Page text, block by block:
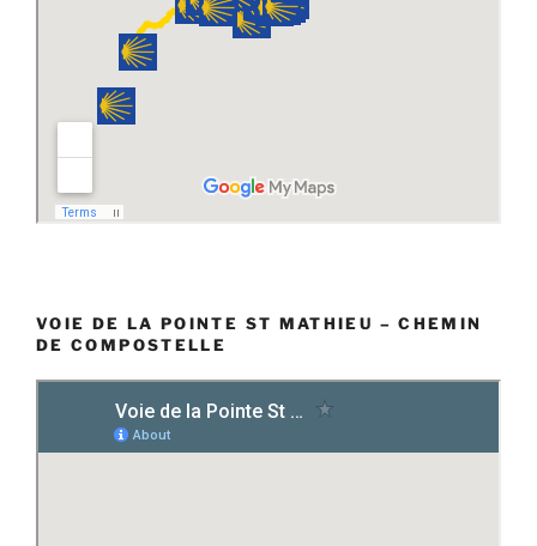
VOIE DE LA POINTE ST MATHIEU – CHEMIN
DE COMPOSTELLE